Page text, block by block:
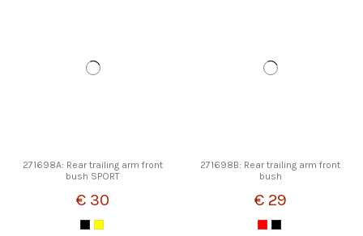
271698A: Rear trailing arm front
bush SPORT
€ 30
271698B: Rear trailing arm front
bush
€ 29